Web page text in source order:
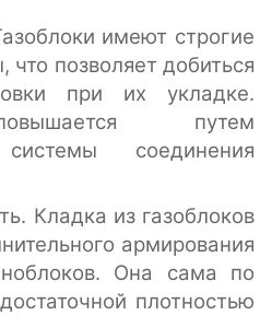
имеют строгие
позволяет добиться
при их укладке.
путем
системы соединения
Кладка из газоблоков
армирования
Она сама по
плотностью